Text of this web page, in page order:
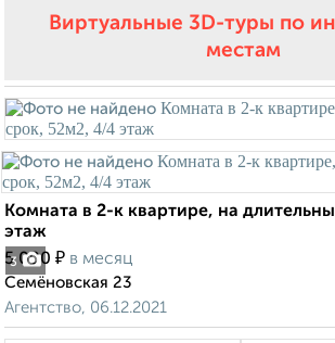
Виртуальные 3D-туры по
местам
3
Комната в 2-к квартире, на
этаж
5 000 ₽ в месяц
Семёновская 23
Агентство, 06.12.2021